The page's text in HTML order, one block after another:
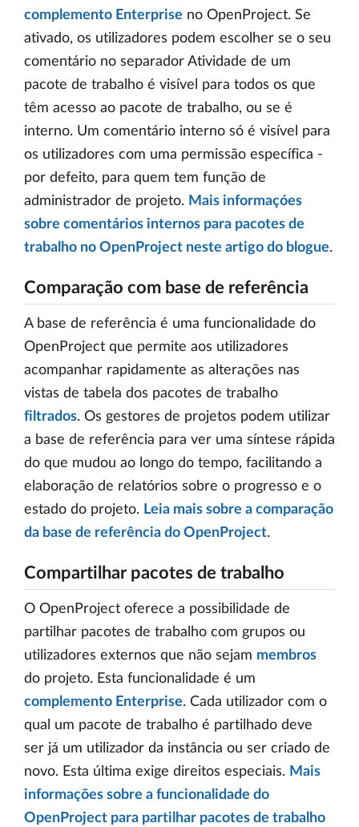
complemento Enterprise no OpenProject. Se
ativado, os utilizadores podem escolher se o seu
comentário no separador Atividade de um
pacote de trabalho é visível para todos os que
têm acesso ao pacote de trabalho, ou se é
interno. Um comentário interno só é visível para
os utilizadores com uma permissão específica -
por defeito, para quem tem função de
administrador de projeto. Mais informaçóes
sobre comentários internos para pacotes de
trabalho no OpenProject neste artigo do blogue.
Comparação com base de referência
A base de referência é uma funcionalidade do
OpenProject que permite aos utilizadores
acompanhar rapidamente as alterações nas
vistas de tabela dos pacotes de trabalho
filtrados. Os gestores de projetos podem utilizar
a base de referência para ver uma síntese rápida
do que mudou ao longo do tempo, facilitando a
elaboração de relatórios sobre o progresso e o
estado do projeto. Leia mais sobre a comparação
da base de referência do OpenProject.
Compartilhar pacotes de trabalho
O OpenProject oferece a possibilidade de
partilhar pacotes de trabalho com grupos ou
utilizadores externos que não sejam membros
do projeto. Esta funcionalidade é um
complemento Enterprise. Cada utilizador com o
qual um pacote de trabalho é partilhado deve
ser já um utilizador da instância ou ser criado de
novo. Esta última exige direitos especiais. Mais
informações sobre a funcionalidade do
OpenProject para partilhar pacotes de trabalho